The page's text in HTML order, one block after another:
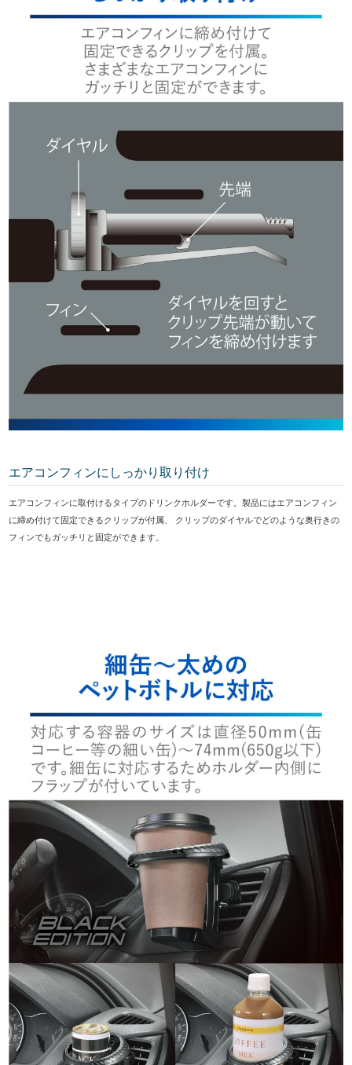
エアコンフィンにしっかり取り付け
エアコンフィンに取付けるタイプのドリンクホルダーです。製品にはエアコンフィン
に締め付けて固定できるクリップが付属、 クリップのダイヤルでどのような奥行きの
フィンでもガッチリと固定ができます。